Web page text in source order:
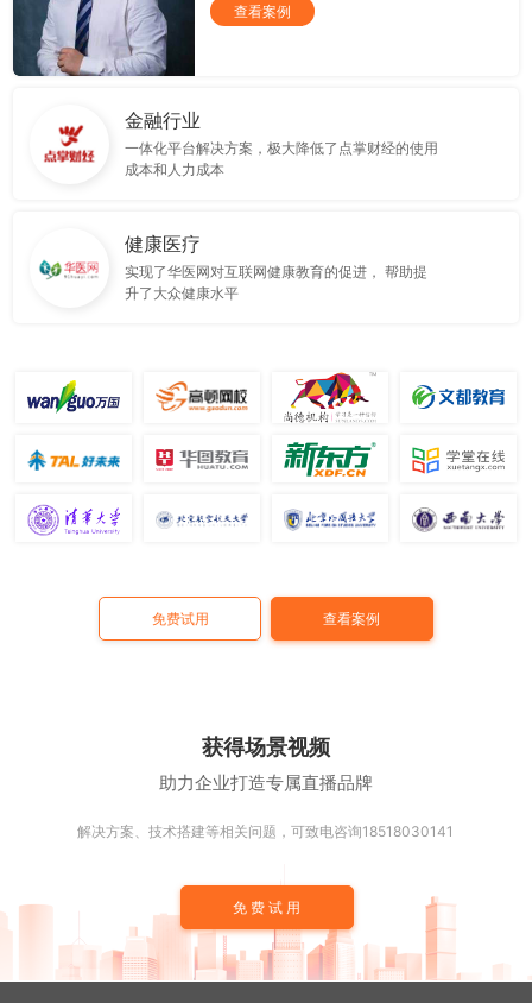
查看案例
金融行业
一体化平台解决方案，极大降低了点掌财经的使用
成本和人力成本
健康医疗
实现了华医网对互联网健康教育的促进， 帮助提
升了大众健康水平
免费试用 查看案例
获得场景视频
助力企业打造专属直播品牌
解决方案、技术搭建等相关问题，可致电咨询18518030141
免费试用